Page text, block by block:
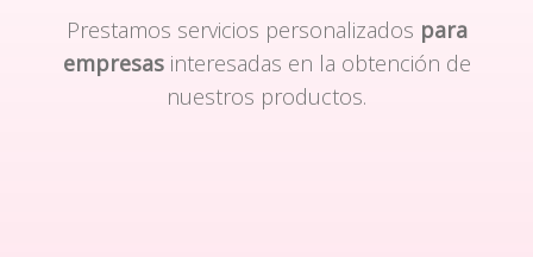
Prestamos servicios personalizados para
empresasinteresadas en la obtención de
nuestros productos.